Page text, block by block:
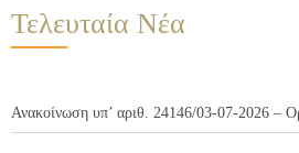
Τελευταία Νέα
Ανακοίνωση υπ’ αριθ. 24146/03-07-2026 –